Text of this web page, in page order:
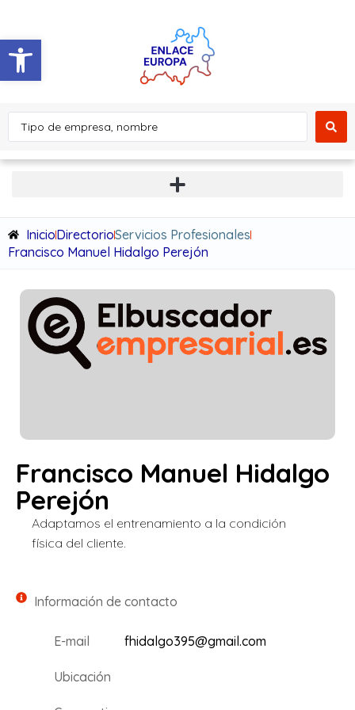
Abrir barra de herramientas
InicioDirectorioServicios Profesionales
Francisco Manuel Hidalgo Perejón
Francisco Manuel Hidalgo
Perejón
Adaptamos el entrenamiento a la condición
física del cliente.
Información de contacto
E-mail fhidalgo395@gmail.com
Ubicación